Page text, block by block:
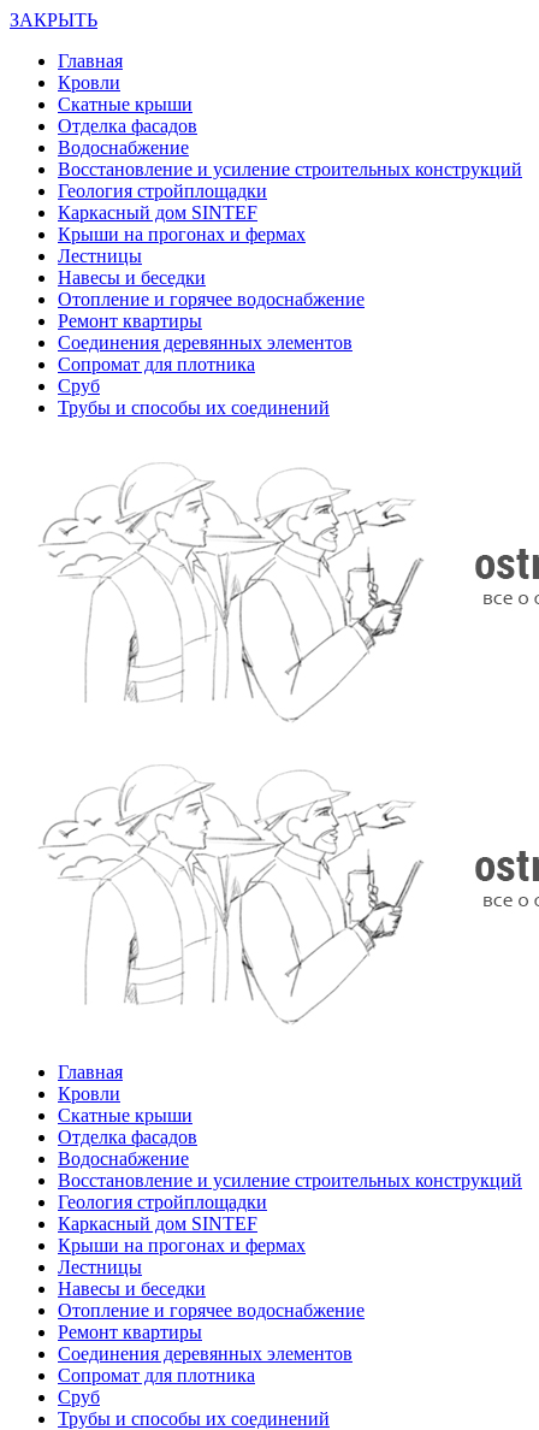
ЗАКРЫТЬ
Главная
Кровли
Скатные крыши
Отделка фасадов
Водоснабжение
Восстановление и усиление строительных конструкций
Геология стройплощадки
Каркасный дом SINTEF
Крыши на прогонах и фермах
Лестницы
Навесы и беседки
Отопление и горячее водоснабжение
Ремонт квартиры
Соединения деревянных элементов
Сопромат для плотника
Сруб
Трубы и способы их соединений
Главная
Кровли
Скатные крыши
Отделка фасадов
Водоснабжение
Восстановление и усиление строительных конструкций
Геология стройплощадки
Каркасный дом SINTEF
Крыши на прогонах и фермах
Лестницы
Навесы и беседки
Отопление и горячее водоснабжение
Ремонт квартиры
Соединения деревянных элементов
Сопромат для плотника
Сруб
Трубы и способы их соединений